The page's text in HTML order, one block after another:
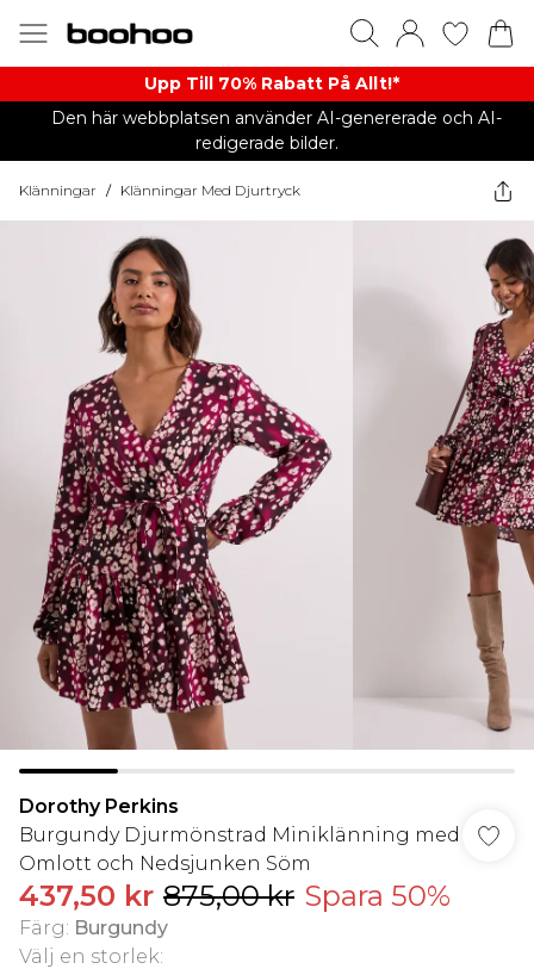
Upp Till 70% Rabatt På Allt!*
Den här webbplatsen använder AI-genererade och AI-
redigerade bilder.
Klänningar / Klänningar Med Djurtryck
Dorothy Perkins
Burgundy Djurmönstrad Miniklänning med
Omlott och Nedsjunken Söm
437,50 kr 875,00 kr Spara 50%
Färg: Burgundy
Välj en storlek: